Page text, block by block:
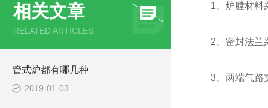
相关文章
RELATED ARTICLES
管式炉都有哪几种
2019-01-03
1、炉膛材料
2、密封法兰
3、两端气路